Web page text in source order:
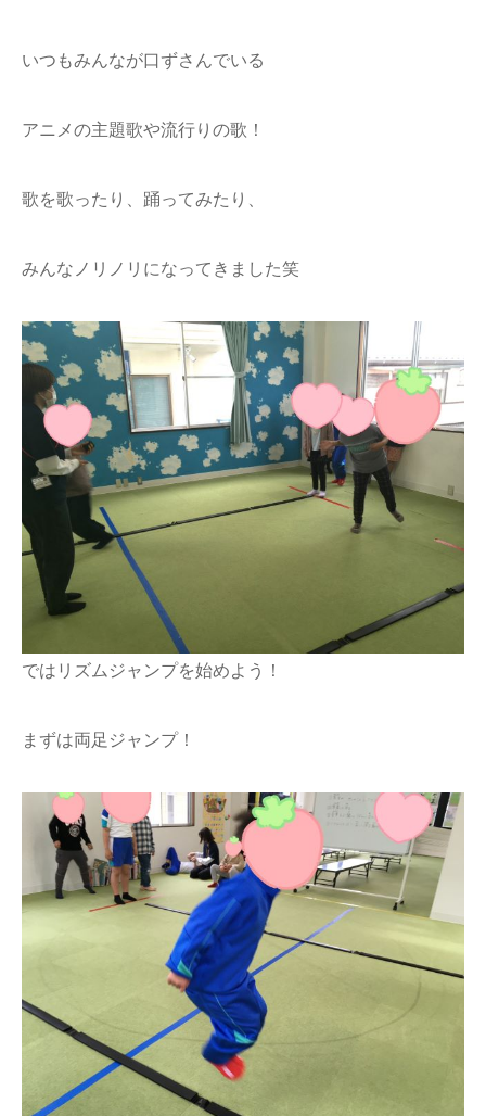
いつもみんなが口ずさんでいる
アニメの主題歌や流行りの歌！
歌を歌ったり、踊ってみたり、
みんなノリノリになってきました笑
ではリズムジャンプを始めよう！
まずは両足ジャンプ！